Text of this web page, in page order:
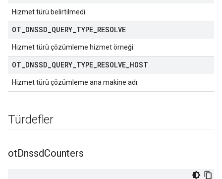
Hizmet türü belirtilmedi.
OT DNSSD QUERY TYPE RESOLVE
Hizmet türü çözümleme hizmet örneği.
OT DNSSD QUERY TYPE RESOLVE HOST
Hizmet türü çözümleme ana makine adı.
Türdefler
otDnssdCounters